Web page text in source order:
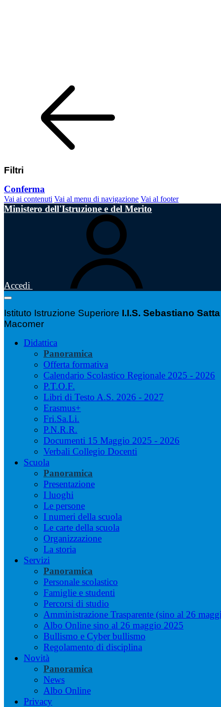
Filtri
Conferma
Vai ai contenuti Vai al menu di navigazione Vai al footer
Ministero dell'Istruzione e del Merito
Accedi
Istituto Istruzione Superiore I.I.S. Sebastiano Satta
Macomer
Didattica
Panoramica
Offerta formativa
Calendario Scolastico Regionale 2025 - 2026
P.T.O.F.
Libri di Testo A.S. 2026 - 2027
Erasmus+
Fri.Sa.Li.
P.N.R.R.
Documenti 15 Maggio 2025 - 2026
Verbali Collegio Docenti
Scuola
Panoramica
Presentazione
I luoghi
Le persone
I numeri della scuola
Le carte della scuola
Organizzazione
La storia
Servizi
Panoramica
Personale scolastico
Famiglie e studenti
Percorsi di studio
Amministrazione Trasparente (sino al 26
Albo Online sino al 26 maggio 2025
Bullismo e Cyber bullismo
Regolamento di disciplina
Novità
Panoramica
News
Albo Online
Privacy